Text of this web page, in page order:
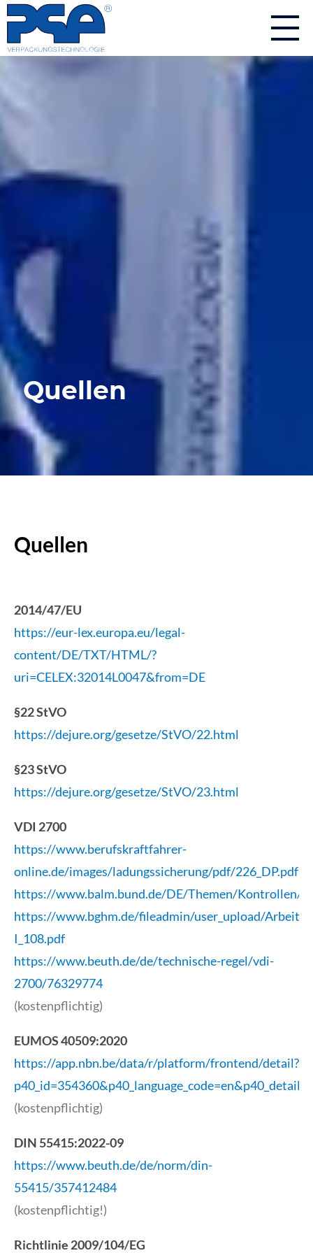
Quellen
Quellen
2014/47/EU
https://eur-lex.europa.eu/legal-
content/DE/TXT/HTML/?
uri=CELEX:32014L0047&from=DE
§22 StVO
https://dejure.org/gesetze/StVO/22.html
§23 StVO
https://dejure.org/gesetze/StVO/23.html
VDI 2700
https://www.berufskraftfahrer-
online.de/images/ladungssicherung/pdf/226_DP.pdf
https://www.balm.bund.de/DE/Themen/Kontrollen/
https://www.bghm.de/fileadmin/user_upload/
I_108.pdf
https://www.beuth.de/de/technische-regel/vdi-
2700/76329774
(kostenpflichtig)
EUMOS 40509:2020
https://app.nbn.be/data/r/platform/frontend/detail?
(kostenpflichtig)
DIN 55415:2022-09
https://www.beuth.de/de/norm/din-
55415/357412484
(kostenpflichtig!)
Richtlinie 2009/104/EG